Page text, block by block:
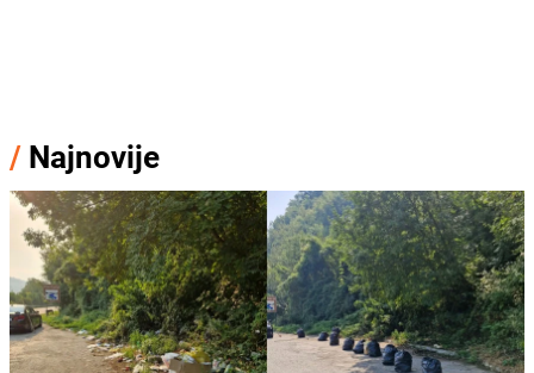
/ Najnovije